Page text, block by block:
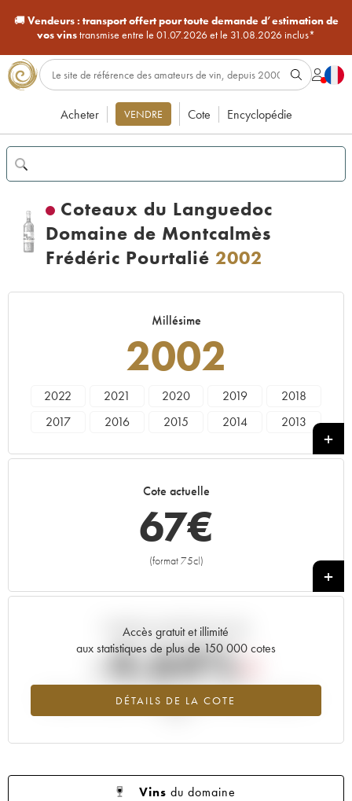
🚚Vendeurs : transport offert pour toute demande d’estimation de
vos vinstransmise entre le 01.07.2026 et le 31.08.2026 inclus*
Acheter VENDRE Cote Encyclopédie
Coteaux du Languedoc
Domaine de Montcalmès
Frédéric Pourtalié 2002
Millésime
2002
2022 2021 2020 2019
2018
2017
2016 2015 2014
2013
1999
Cote actuelle
67€
(format 75cl)
+
Accès gratuit et illimité
aux statistiques de plus de 150 000 cotes
DÉTAILS DE LA COTE
Tendance actuelle de la cote
-4.64%
Tendance à la baisse du millésime 2002 en 2026 par rapport à
Vins du domaine